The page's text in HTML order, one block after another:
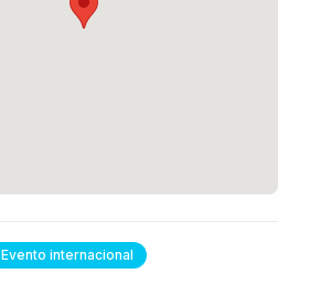
Evento internacional